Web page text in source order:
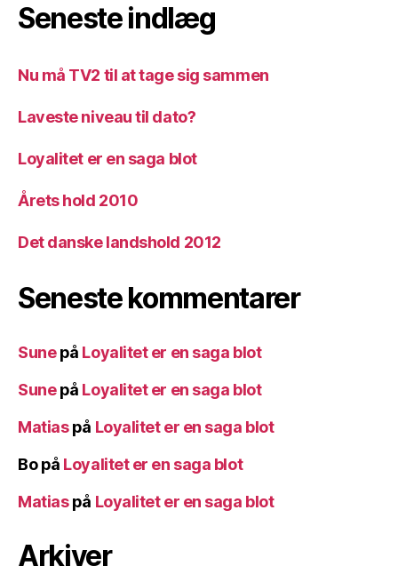
Seneste indlæg
Nu må TV2 til at tage sig sammen
Laveste niveau til dato?
Loyalitet er en saga blot
Årets hold 2010
Det danske landshold 2012
Seneste kommentarer
Sunepå Loyalitet er en saga blot
Sunepå Loyalitet er en saga blot
Matiaspå Loyalitet er en saga blot
Bopå Loyalitet er en saga blot
Matiaspå Loyalitet er en saga blot
Arkiver